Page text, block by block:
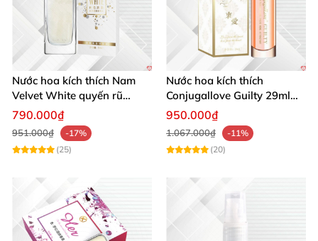
Nước hoa kích thích Nam
Velvet White quyến rũ
mạnh chai lớn
790.000₫
951.000₫
-17%
(25)
Nước hoa kích thích
Conjugallove Guilty 29ml
Pheromone Tăng khoái cảm
950.000₫
1.067.000₫
-11%
(20)